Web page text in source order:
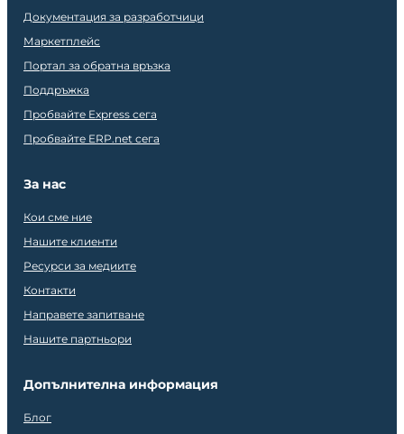
Документация за разработчици
Маркетплейс
Портал за обратна връзка
Поддръжка
Пробвайте Express сега
Пробвайте ERP.net сега
За нас
Кои сме ние
Нашите клиенти
Ресурси за медиите
Контакти
Направете запитване
Нашите партньори
Допълнителна информация
Блог